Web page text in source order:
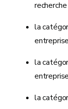
recherche
la
la
la